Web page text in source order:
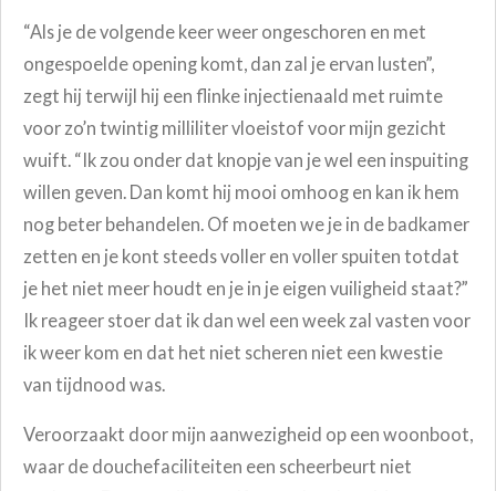
“Als je de volgende keer weer ongeschoren en met
ongespoelde opening komt, dan zal je ervan lusten”,
zegt hij terwijl hij een flinke injectienaald met ruimte
voor zo’n twintig milliliter vloeistof voor mijn gezicht
wuift. “Ik zou onder dat knopje van je wel een inspuiting
willen geven. Dan komt hij mooi omhoog en kan ik hem
nog beter behandelen. Of moeten we je in de badkamer
zetten en je kont steeds voller en voller spuiten totdat
je het niet meer houdt en je in je eigen vuiligheid staat?”
Ik reageer stoer dat ik dan wel een week zal vasten voor
ik weer kom en dat het niet scheren niet een kwestie
van tijdnood was.
Veroorzaakt door mijn aanwezigheid op een woonboot,
waar de douchefaciliteiten een scheerbeurt niet